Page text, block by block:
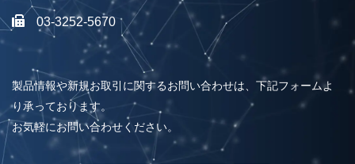
03-3252-5670
製品情報や新規お取引に関するお問い合わせは、下記フォームよ
り承っております。
お気軽にお問い合わせください。